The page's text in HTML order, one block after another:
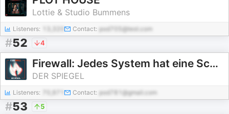
Lottie & Studio Bummens
Listeners: Contact: pod705@test.com
#52 4
Firewall: Jedes System hat eine Schwachstelle
DER SPIEGEL
Listeners: Contact: pod781@gmail.com
#53 5